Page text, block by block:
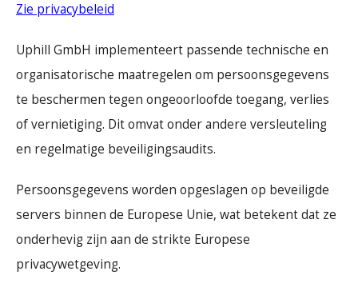
Zie privacybeleid
Uphill GmbH implementeert passende technische en
organisatorische maatregelen om persoonsgegevens
te beschermen tegen ongeoorloofde toegang, verlies
of vernietiging. Dit omvat onder andere versleuteling
en regelmatige beveiligingsaudits.
Persoonsgegevens worden opgeslagen op beveiligde
servers binnen de Europese Unie, wat betekent dat ze
onderhevig zijn aan de strikte Europese
privacywetgeving.